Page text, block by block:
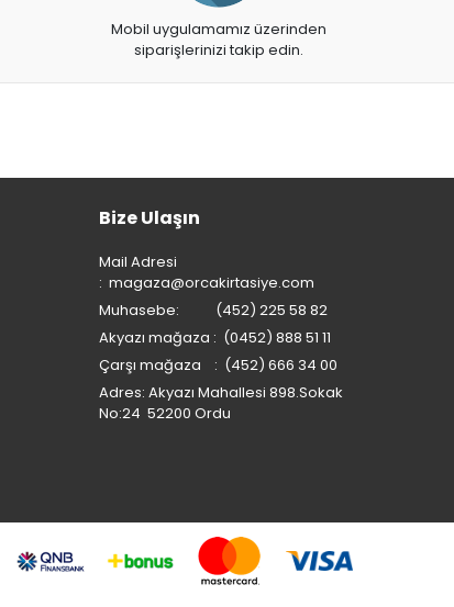
Mobil uygulamamız üzerinden
siparişlerinizi takip edin.
Bize Ulaşın
Mail Adresi
: magaza@orcakirtasiye.com
Muhasebe: (452) 225 58 82
Akyazı mağaza : (0452) 888 51 11
Çarşı mağaza : (452) 666 34 00
Adres: Akyazı Mahallesi 898.Sokak
No:24 52200 Ordu